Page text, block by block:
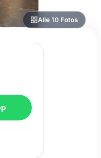
Alle 10 Fotos